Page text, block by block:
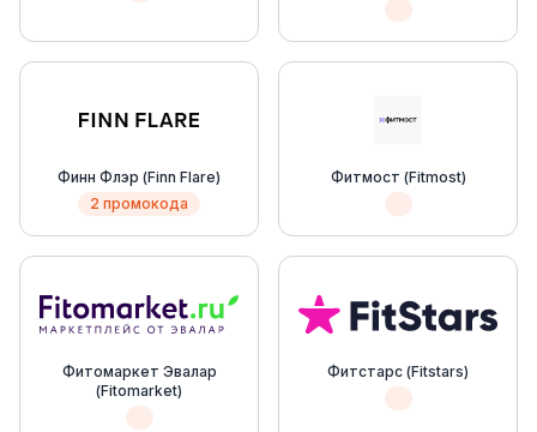
Финн Флэр (Finn Flare)
2 промокода
Фитмост (Fitmost)
Фитомаркет Эвалар
(Fitomarket)
Фитстарс (Fitstars)